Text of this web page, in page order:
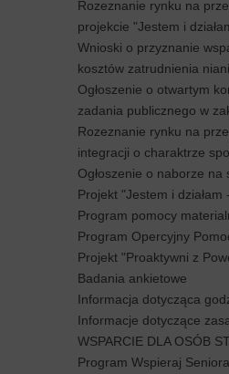
Rozeznanie rynku na
projekcie "Jestem i
Wnioski o przyznanie
kosztów zatrudnienia niani
Ogłoszenie o otwartym
zadania publicznego w
Rozeznanie rynku na
integracji o charaktrze
Ogłoszenie o naborze
Projekt "Jestem i działam
Program pomocy
Program Opercyjny
Projekt "Proaktywni z
Badania ankietowe
Informacja dotycząca
Informacje dotyczące
WSPARCIE DLA OSÓB
Program Wspieraj Seniora